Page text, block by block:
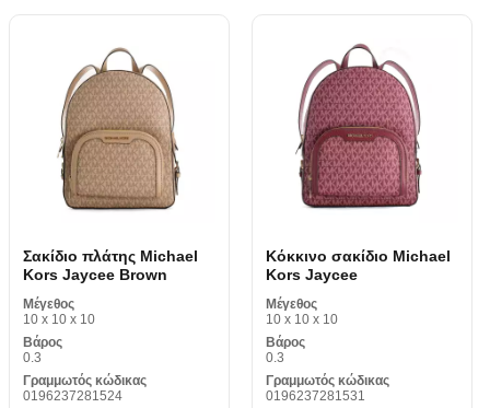
Σακίδιο πλάτης Michael
Kors Jaycee Brown
Μέγεθος
10 x 10 x 10
Βάρος
0.3
Γραμμωτός κώδικας
0196237281524
Κόκκινο σακίδιο Michael
Kors Jaycee
Μέγεθος
10 x 10 x 10
Βάρος
0.3
Γραμμωτός κώδικας
0196237281531